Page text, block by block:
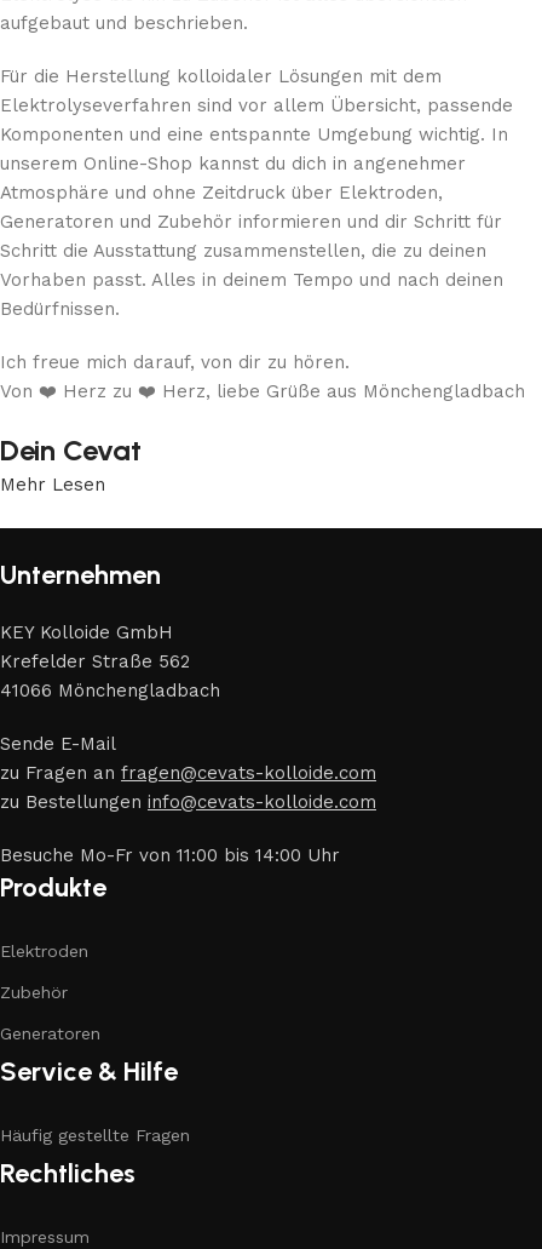
aufgebaut und beschrieben.
Für die Herstellung kolloidaler Lösungen mit dem
Elektrolyseverfahren sind vor allem Übersicht, passende
Komponenten und eine entspannte Umgebung wichtig. In
unserem Online-Shop kannst du dich in angenehmer
Atmosphäre und ohne Zeitdruck über Elektroden,
Generatoren und Zubehör informieren und dir Schritt für
Schritt die Ausstattung zusammenstellen, die zu deinen
Vorhaben passt. Alles in deinem Tempo und nach deinen
Bedürfnissen.
Ich freue mich darauf, von dir zu hören.
Von ❤️ Herz zu ❤️ Herz, liebe Grüße aus Mönchengladbach
Dein Cevat
Mehr Lesen
Unternehmen
KEY Kolloide GmbH
Krefelder Straße 562
41066 Mönchengladbach
Sende E-Mail
zu Fragen an fragen@cevats-kolloide.com
zu Bestellungen info@cevats-kolloide.com
Besuche Mo-Fr von 11:00 bis 14:00 Uhr
Produkte
Elektroden
Zubehör
Generatoren
Service & Hilfe
Häufig gestellte Fragen
Rechtliches
Impressum